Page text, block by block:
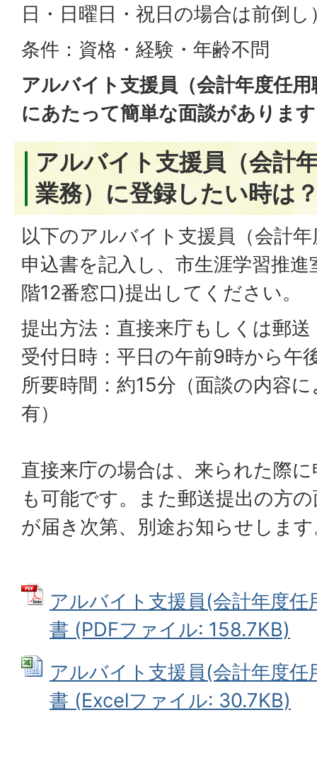
日・日曜日・祝日の場合は前倒し
条件：資格・経験・年齢不問
アルバイト支援員（会計年度任
にあたって簡単な面談がありま
アルバイト支援員（会計
業務）に登録したい時は
以下のアルバイト支援員（会計
申込書を記入し、市生涯学習推
階12番窓口)提出してください。
提出方法：直接来庁もしくは郵送
受付日時：平日の午前9時から午
所要時間：約15分（面談の内容
有）
直接来庁の場合は、来られた際
も可能です。また郵送提出の方
が届き次第、別途お知らせしま
アルバイト支援員(会計年度任
書 (PDFファイル: 158.7KB)
アルバイト支援員(会計年度任
書 (Excelファイル: 30.7KB)